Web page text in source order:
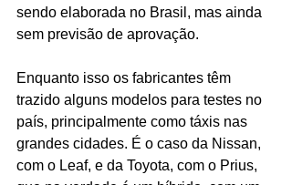
sendo elaborada no Brasil, mas ainda
sem previsão de aprovação.
Enquanto isso os fabricantes têm
trazido alguns modelos para testes no
país, principalmente como táxis nas
grandes cidades. É o caso da Nissan,
com o Leaf, e da Toyota, com o Prius,